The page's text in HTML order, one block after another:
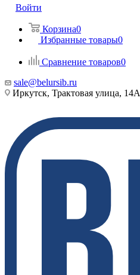
Войти
Корзина0
Избранные товары0
Сравнение товаров0
sale@belursib.ru
Иркутск, Трактовая улица, 14А